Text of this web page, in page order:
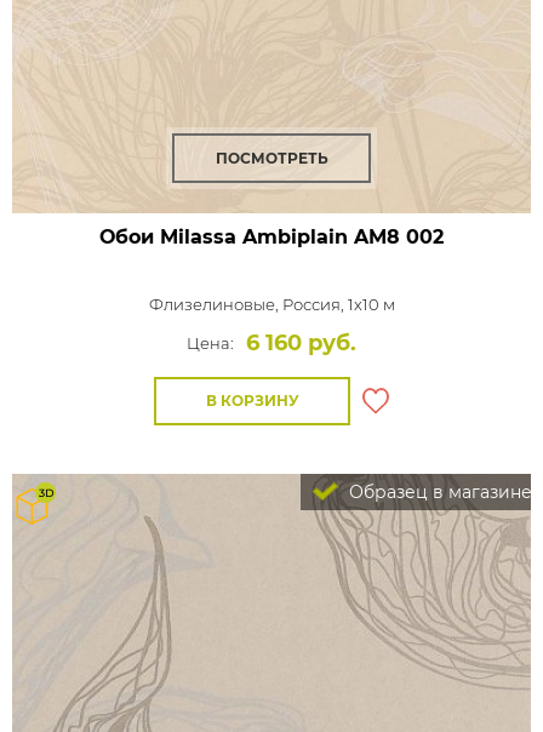
ПОСМОТРЕТЬ
Обои Milassa Ambiplain AM8 002
Флизелиновые, Россия, 1x10 м
Цена:
6 160 руб.
В КОРЗИНУ
Образец в магазине